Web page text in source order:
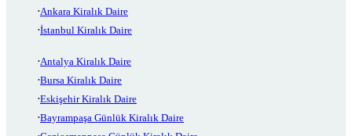
Ankara Kiralık Daire
İstanbul Kiralık Daire
Antalya Kiralık Daire
Bursa Kiralık Daire
Eskişehir Kiralık Daire
Bayrampaşa Günlük Kiralık Daire